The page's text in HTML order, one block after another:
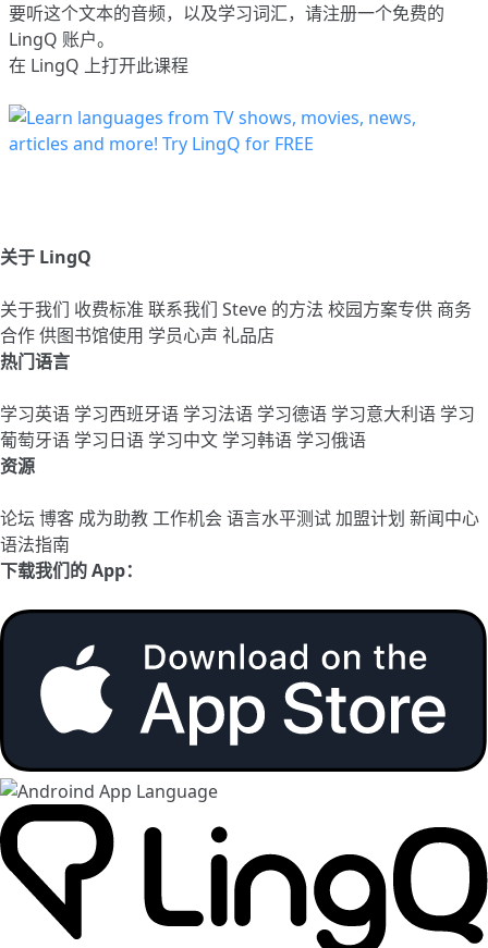
要听这个文本的音频，以及学习词汇，请注册一个免费的
LingQ 账户。
在 LingQ 上打开此课程
关于 LingQ
关于我们 收费标准 联系我们 Steve 的方法 校园方案专供 商务
合作供图书馆使用 学员心声 礼品店
热门语言
学习英语 学习西班牙语 学习法语 学习德语 学习意大利语 学习
葡萄牙语 学习日语 学习中文 学习韩语 学习俄语
资源
论坛 博客 成为助教工作机会语言水平测试加盟计划 新闻中心
语法指南
下载我们的 App：